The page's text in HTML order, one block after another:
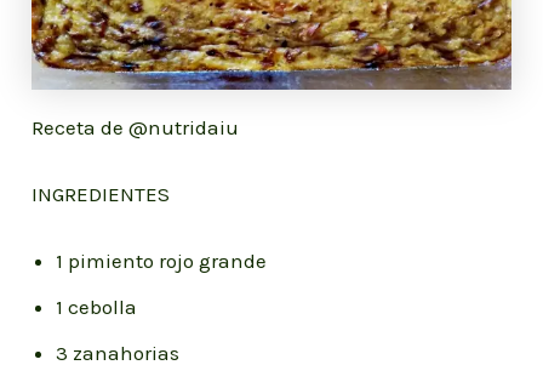
Receta de @nutridaiu
INGREDIENTES
1 pimiento rojo grande
1 cebolla
3 zanahorias